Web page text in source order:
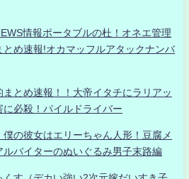
情報ポータブルの杜！オネエ管理
とめ速報!オカマッフルアタックナンバ
とめ速報！！大帝イタチにラリアッ
に必殺！パイルドライバー
の彼女はエリーちゃん人形！豆腐メ
ルバイターのぬいぐるみ男子末路編